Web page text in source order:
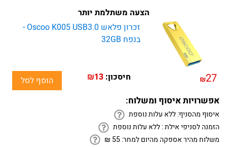
הצעה משתלמת יותר
זכרון פלאש Oscoo K005 USB3.0 -
בנפח 32GB
27
₪ חיסכון: ₪13 הוסף לסל
אפשרויות איסוף ומשלוח:
איסוף מהסניף:ללא עלות נוספת
הזמנה לסניפי אילת :ללא עלות נוספת
משלוח מהיר אספקה מהיום למחר:
₪ 55